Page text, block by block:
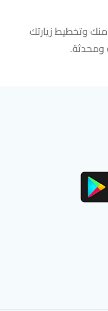
وتخطيط زيارتك
ومحدثة.